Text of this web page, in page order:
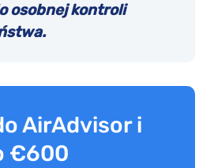
osobnej kontroli
AirAdvisor i
€600